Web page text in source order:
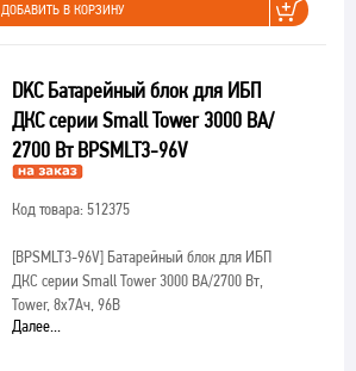
ДОБАВИТЬ В КОРЗИНУ
DKC Батарейный блок для ИБП
ДКС серии Small Tower 3000 ВА/
2700 Вт BPSMLT3-96V
Код товара: 512375
[BPSMLT3-96V]Батарейный блок для ИБП
ДКС серии Small Tower 3000 ВА/2700 Вт,
Tower, 8х7Ач, 96В
Далее...